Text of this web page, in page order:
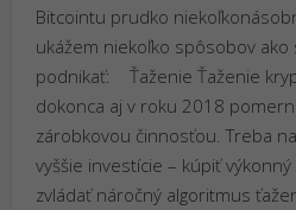
Bitcointu prudko
ukážem niekoľko spôsobov
podnikať: Ťaženie Ťaženie
dokonca aj v roku 2018
zárobkovou činnosťou. Treba
vyššie investície – kúpiť
zvládať náročný algoritmus